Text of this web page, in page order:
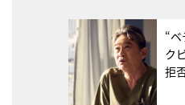
“
ク
拒